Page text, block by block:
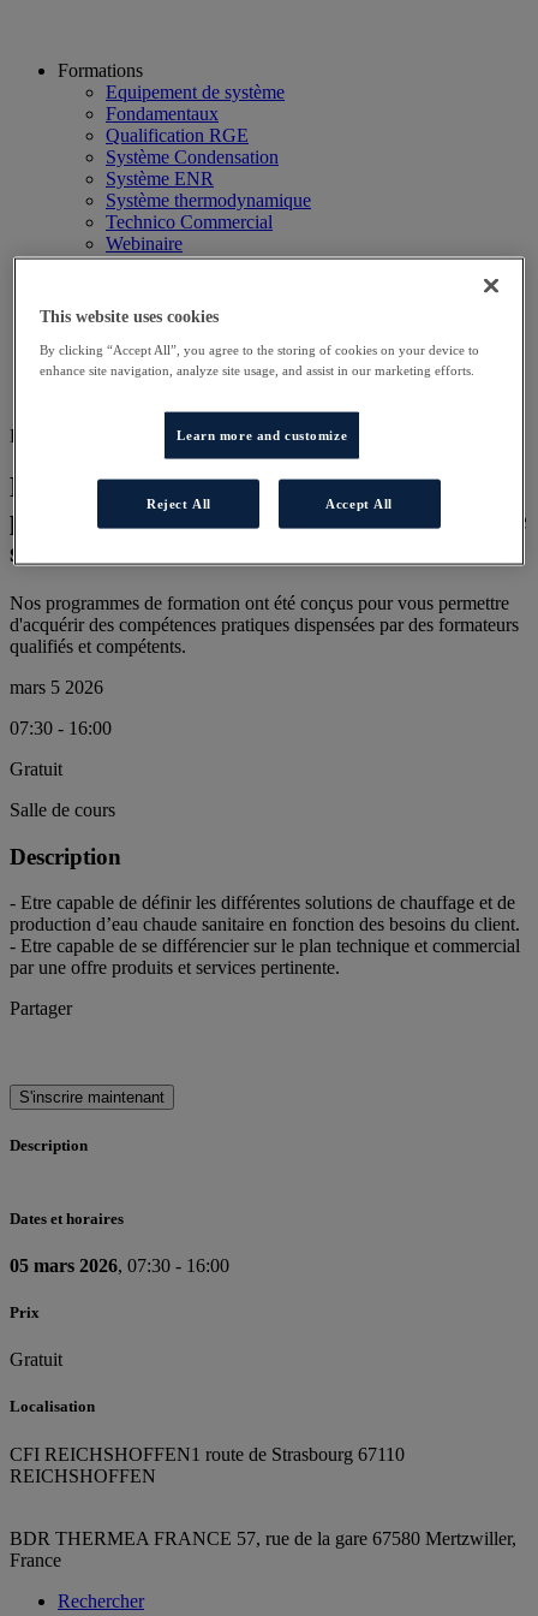
Formations
Equipement de système
Fondamentaux
Qualification RGE
Système Condensation
Système ENR
Système thermodynamique
Technico Commercial
Webinaire
Recherche
Planning
Autres sites
Particulier
DD DISTRI
Préconiser et vendre des systèmes
performants de chauffage et d’eau chaude
sanitaire
Nos programmes de formation ont été conçus pour vous permettre
d'acquérir des compétences pratiques dispensées par des formateurs
qualifiés et compétents.
mars 5 2026
07:30 - 16:00
Gratuit
Salle de cours
Description
- Etre capable de définir les différentes solutions de chauffage et de
production d’eau chaude sanitaire en fonction des besoins du client.
- Etre capable de se différencier sur le plan technique et commercial
par une offre produits et services pertinente.
Partager
S'inscrire maintenant
Description
Dates et horaires
05 mars 2026, 07:30 - 16:00
Prix
Gratuit
Localisation
CFI REICHSHOFFEN1 route de Strasbourg 67110
REICHSHOFFEN
BDR THERMEA FRANCE 57, rue de la gare 67580 Mertzwiller,
France
Rechercher
This website uses cookies
By clicking “Accept All”, you agree to the storing of cookies on your device to
enhance site navigation, analyze site usage, and assist in our marketing efforts.
Learn more and customize
Reject All Accept All